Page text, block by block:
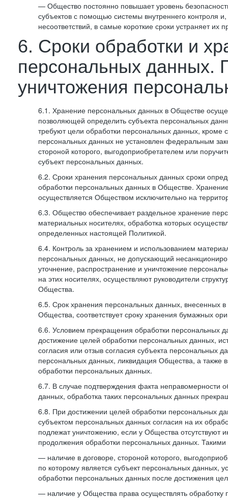
— Общество постоянно повышает уровень
субъектов с помощью системы внутреннего контроля
несоответствий, в самые короткие сроки устраняет их
6. Сроки обработки и
персональных данных.
уничтожения
6.1. Хранение персональных данных в Обществе
позволяющей определить субъекта персональных
требуют цели обработки персональных данных, кроме
персональных данных не установлен федеральным
стороной которого, выгодоприобретателем или
субъект персональных данных.
6.2. Сроки хранения персональных данных сроки
обработки персональных данных в Обществе.
осуществляется Обществом исключительно на
6.3. Общество обеспечивает раздельное хранение
материальных носителях, обработка которых
определенных настоящей Политикой.
6.4. Контроль за хранением и использованием
персональных данных, не допускающий
уточнение, распространение и уничтожение
на этих носителях, осуществляют руководители
Общества.
6.5. Срок хранения персональных данных, внесенных
Общества, соответствует сроку хранения бумажных
6.6. Условием прекращения обработки персональных
достижение целей обработки персональных данных,
согласия или отзыв согласия субъекта персональных
персональных данных, ликвидация Общества, а также
обработки персональных данных.
6.7. В случае подтверждения факта неправомерности
данных, обработка таких персональных данных
6.8. При достижении целей обработки персональных
субъектом персональных данных согласия на их
подлежат уничтожению, если у Общества отсутствуют
продолжения обработки персональных данных.
— наличие в договоре, стороной которого,
по которому является субъект персональных данных,
обработки персональных данных после достижения
— наличие у Общества права осуществлять обработку